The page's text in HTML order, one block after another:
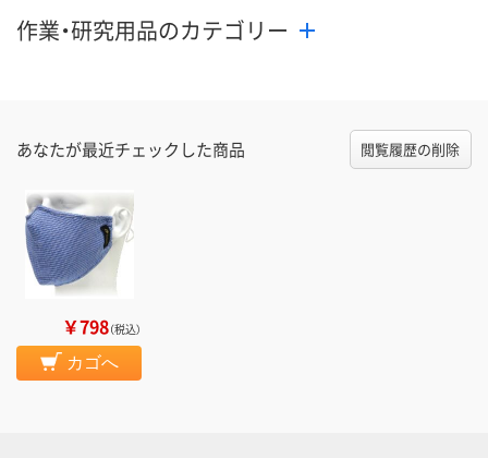
作業・研究用品のカテゴリー
あなたが最近チェックした商品 閲覧履歴の削除
￥798（税込）
カゴへ